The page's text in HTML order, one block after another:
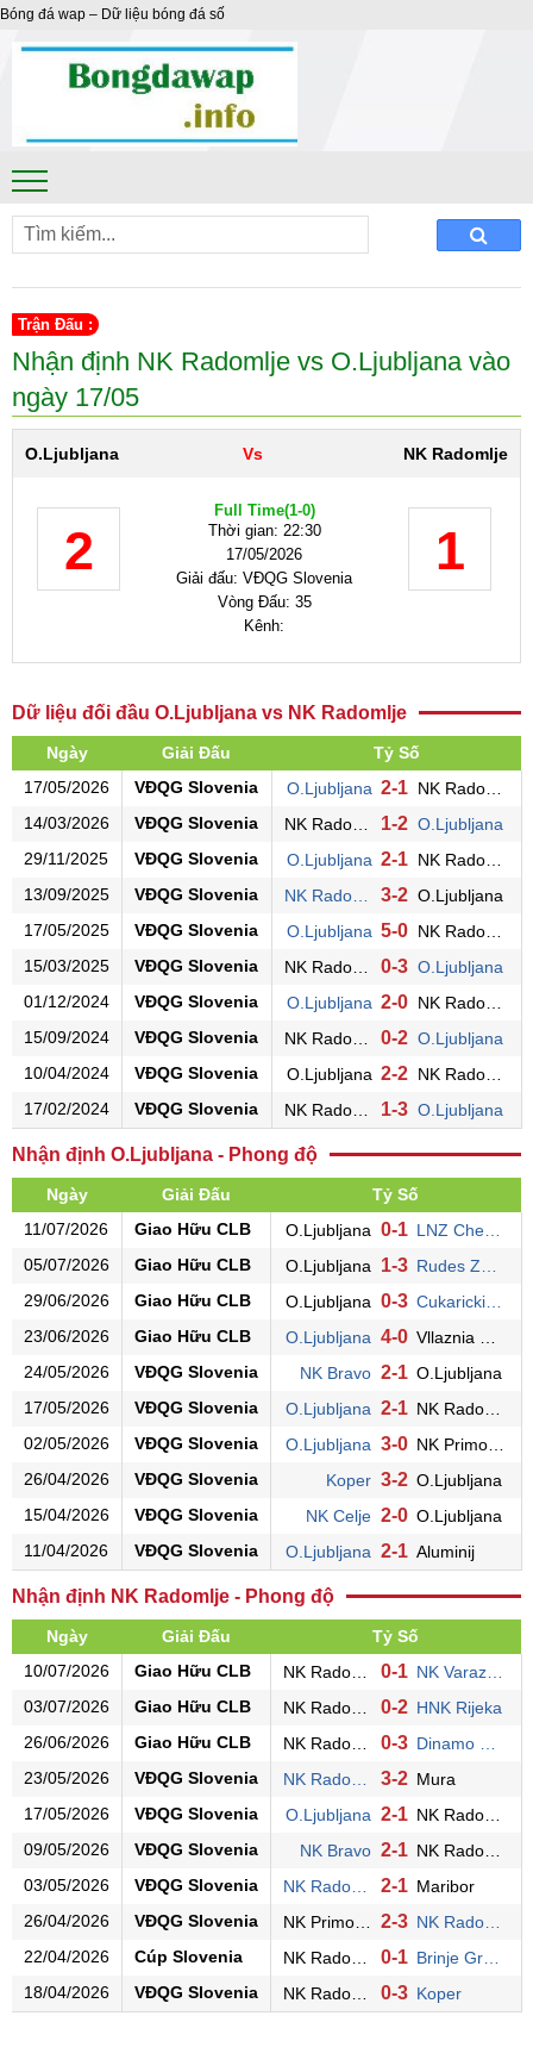
Bóng đá wap – Dữ liệu bóng đá số
Trận Đấu :
Nhận định NK Radomlje vs O.Ljubljana vào
ngày 17/05
O.Ljubljana Vs NK Radomlje
2
Full Time(1-0)
Thời gian: 22:30
17/05/2026
Giải đấu: VĐQG Slovenia
Vòng Đấu: 35
Kênh:
1
Dữ liệu đối đầu O.Ljubljana vs NK Radomlje
Ngày Giải Đấu
Tỷ Số
17/05/2026
VĐQG Slovenia O.Ljubljana 2-1
NK Radomlje
14/03/2026
VĐQG Slovenia 1-2 O.Ljubljana
29/11/2025
VĐQG Slovenia O.Ljubljana 2-1
NK Radomlje
13/09/2025
VĐQG Slovenia 3-2 O.Ljubljana
17/05/2025
VĐQG Slovenia O.Ljubljana 5-0
NK Radomlje
15/03/2025
VĐQG Slovenia 0-3 O.Ljubljana
01/12/2024
VĐQG Slovenia O.Ljubljana 2-0
NK Radomlje
15/09/2024
VĐQG Slovenia 0-2 O.Ljubljana
10/04/2024
VĐQG Slovenia O.Ljubljana 2-2
NK Radomlje
17/02/2024
VĐQG Slovenia 1-3 O.Ljubljana
Nhận định O.Ljubljana - Phong độ
Ngày Giải Đấu
Tỷ Số
11/07/2026
Giao Hữu CLB O.Ljubljana 0-1
05/07/2026
Giao Hữu CLB O.Ljubljana 1-3
29/06/2026
Giao Hữu CLB O.Ljubljana 0-3
23/06/2026
Giao Hữu CLB O.Ljubljana 4-0
24/05/2026
VĐQG Slovenia NK Bravo 2-1 O.Ljubljana
17/05/2026
VĐQG Slovenia O.Ljubljana 2-1
02/05/2026
VĐQG Slovenia O.Ljubljana 3-0
26/04/2026
VĐQG Slovenia Koper 3-2 O.Ljubljana
15/04/2026
VĐQG Slovenia NK Celje 2-0 O.Ljubljana
11/04/2026
VĐQG Slovenia O.Ljubljana 2-1 Aluminij
Nhận định NK Radomlje - Phong độ
Ngày Giải Đấu
Tỷ Số
10/07/2026
Giao Hữu CLB 0-1
03/07/2026
Giao Hữu CLB 0-2 HNK Rijeka
26/06/2026
Giao Hữu CLB 0-3
23/05/2026
VĐQG Slovenia 3-2 Mura
17/05/2026
VĐQG Slovenia O.Ljubljana 2-1
09/05/2026
VĐQG Slovenia NK Bravo 2-1
03/05/2026
VĐQG Slovenia 2-1 Maribor
26/04/2026
VĐQG Slovenia 2-3
22/04/2026
Cúp Slovenia 0-1
18/04/2026
VĐQG Slovenia 0-3 Koper